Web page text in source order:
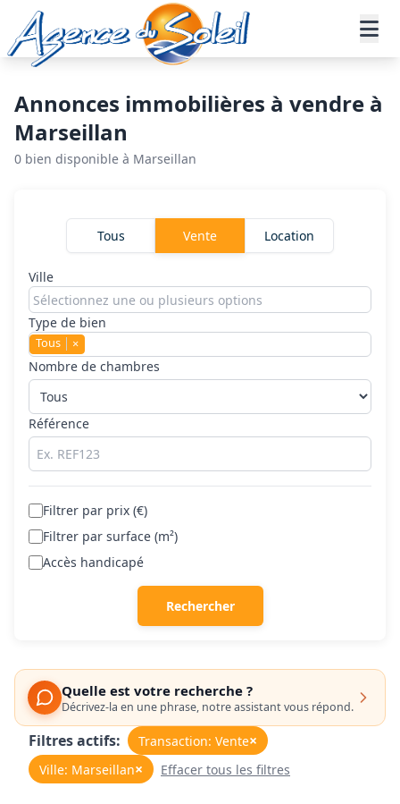
Aller au contenu principal
Accueil Annonces immobilières Vente
Annonces immobilières à vendre à
Marseillan
0 bien disponible à Marseillan
Tous Vente Location
Ville
Type de bien
Tous ×
Nombre de chambres
Référence
Filtrer par prix (€)
Filtrer par surface (m²)
Accès handicapé
Rechercher
Quelle est votre recherche ?
Décrivez-la en une phrase, notre assistant vous répond.
Filtres actifs: Transaction: Vente×
Ville: Marseillan× Effacer tous les filtres